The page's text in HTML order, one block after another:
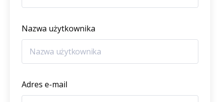
Nazwa użytkownika
Adres e-mail